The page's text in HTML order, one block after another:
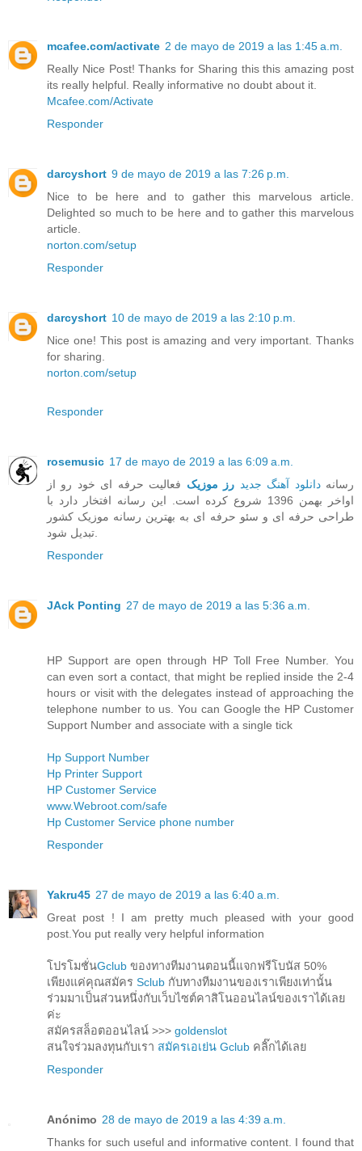
mcafee.com/activate 2 de mayo de 2019 a las 1:45 a.m.
Really Nice Post! Thanks for Sharing this this amazing post
its really helpful. Really informative no doubt about it.
Mcafee.com/Activate
Responder
darcyshort 9 de mayo de 2019 a las 7:26 p.m.
Nice to be here and to gather this marvelous article.
Delighted so much to be here and to gather this marvelous
article.
norton.com/setup
Responder
darcyshort 10 de mayo de 2019 a las 2:10 p.m.
Nice one! This post is amazing and very important. Thanks
for sharing.
norton.com/setup
Responder
rosemusic 17 de mayo de 2019 a las 6:09 a.m.
رسانهدانلود آهنگ جدید رز موزیک فعالیت حرفه ای خود رو از
اواخر بهمن 1396 شروع کرده است. این رسانه افتخار دارد با
طراحی حرفه ای و سئو حرفه ای به بهترین رسانه موزیک کشور
تبدیل شود.
Responder
JAck Ponting 27 de mayo de 2019 a las 5:36 a.m.
HP Support are open through HP Toll Free Number. You
can even sort a contact, that might be replied inside the 2-4
hours or visit with the delegates instead of approaching the
telephone number to us. You can Google the HP Customer
Support Number and associate with a single tick
Hp Support Number
Hp Printer Support
HP Customer Service
www.Webroot.com/safe
Hp Customer Service phone number
Responder
Yakru45 27 de mayo de 2019 a las 6:40 a.m.
Great post ! I am pretty much pleased with your good
post.You put really very helpful information
โปรโมชั่นGclub ของทางทีมงานตอนนี้แจกฟรีโบนัส 50%
เพียงแค่คุณสมัคร Sclub กับทางทีมงานของเราเพียงเท่านั้น
ร่วมมาเป็นส่วนหนึ่งกับเว็บไซต์คาสิโนออนไลน์ของเราได้เลย
ค่ะ
สมัครสล็อตออนไลน์ >>> goldenslot
สนใจร่วมลงทุนกับเรา สมัครเอเย่น Gclub คลิ๊กได้เลย
Responder
Anónimo 28 de mayo de 2019 a las 4:39 a.m.
Thanks for such useful and informative content. I found that